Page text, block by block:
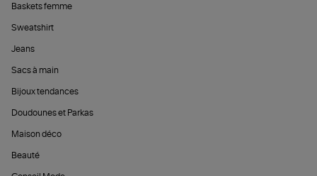
Baskets femme
Sweatshirt
Jeans
Sacs à main
Bijoux tendances
Doudounes et Parkas
Maison déco
Beauté